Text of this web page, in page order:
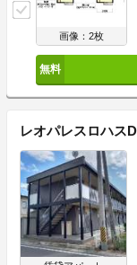
画像：2枚
レオパレスロハスD